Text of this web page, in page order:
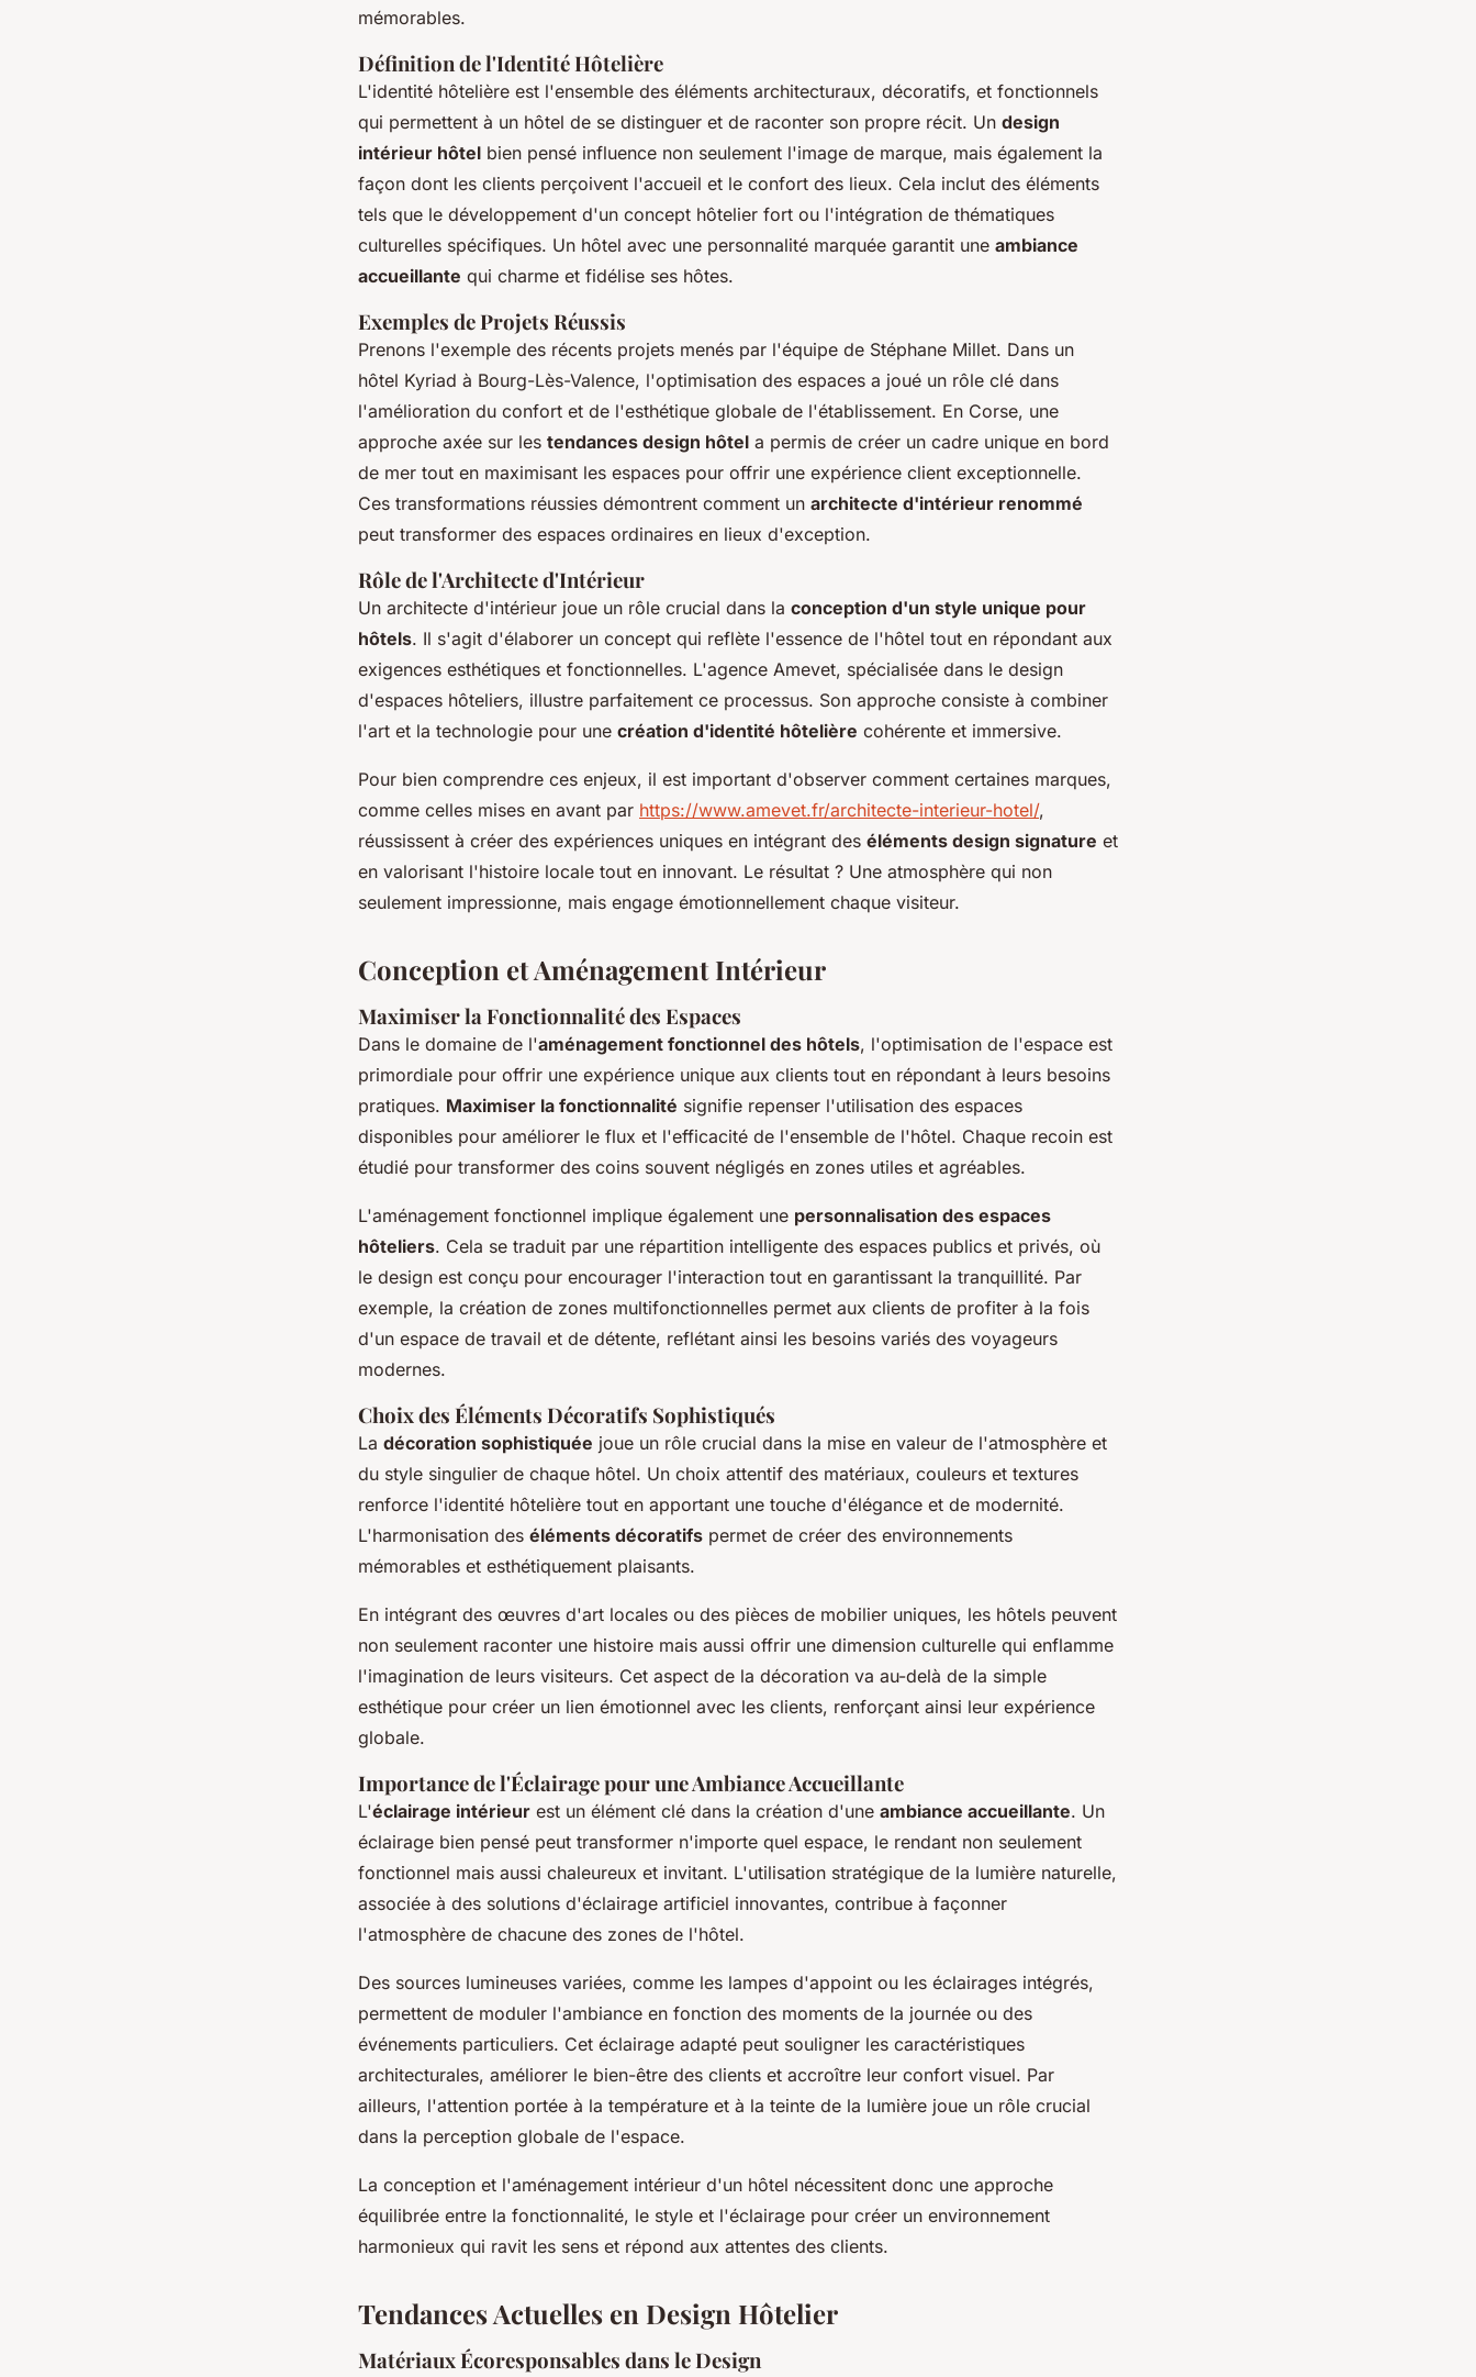
mémorables.
Définition de l'Identité Hôtelière
L'identité hôtelière est l'ensemble des éléments architecturaux, décoratifs, et fonctionnels
qui permettent à un hôtel de se distinguer et de raconter son propre récit. Un design
intérieur hôtel bien pensé influence non seulement l'image de marque, mais également la
façon dont les clients perçoivent l'accueil et le confort des lieux. Cela inclut des éléments
tels que le développement d'un concept hôtelier fort ou l'intégration de thématiques
culturelles spécifiques. Un hôtel avec une personnalité marquée garantit une ambiance
accueillante qui charme et fidélise ses hôtes.
Exemples de Projets Réussis
Prenons l'exemple des récents projets menés par l'équipe de Stéphane Millet. Dans un
hôtel Kyriad à Bourg-Lès-Valence, l'optimisation des espaces a joué un rôle clé dans
l'amélioration du confort et de l'esthétique globale de l'établissement. En Corse, une
approche axée sur les tendances design hôtel a permis de créer un cadre unique en bord
de mer tout en maximisant les espaces pour offrir une expérience client exceptionnelle.
Ces transformations réussies démontrent comment un architecte d'intérieur renommé
peut transformer des espaces ordinaires en lieux d'exception.
Rôle de l'Architecte d'Intérieur
Un architecte d'intérieur joue un rôle crucial dans la conception d'un style unique pour
hôtels. Il s'agit d'élaborer un concept qui reflète l'essence de l'hôtel tout en répondant aux
exigences esthétiques et fonctionnelles. L'agence Amevet, spécialisée dans le design
d'espaces hôteliers, illustre parfaitement ce processus. Son approche consiste à combiner
l'art et la technologie pour une création d'identité hôtelière cohérente et immersive.
Pour bien comprendre ces enjeux, il est important d'observer comment certaines marques,
comme celles mises en avant par https://www.amevet.fr/architecte-interieur-hotel/,
réussissent à créer des expériences uniques en intégrant des éléments design signature et
en valorisant l'histoire locale tout en innovant. Le résultat ? Une atmosphère qui non
seulement impressionne, mais engage émotionnellement chaque visiteur.
Conception et Aménagement Intérieur
Maximiser la Fonctionnalité des Espaces
Dans le domaine de l'aménagement fonctionnel des hôtels, l'optimisation de l'espace est
primordiale pour offrir une expérience unique aux clients tout en répondant à leurs besoins
pratiques. Maximiser la fonctionnalité signifie repenser l'utilisation des espaces
disponibles pour améliorer le flux et l'efficacité de l'ensemble de l'hôtel. Chaque recoin est
étudié pour transformer des coins souvent négligés en zones utiles et agréables.
L'aménagement fonctionnel implique également une personnalisation des espaces
hôteliers. Cela se traduit par une répartition intelligente des espaces publics et privés, où
le design est conçu pour encourager l'interaction tout en garantissant la tranquillité. Par
exemple, la création de zones multifonctionnelles permet aux clients de profiter à la fois
d'un espace de travail et de détente, reflétant ainsi les besoins variés des voyageurs
modernes.
Choix des Éléments Décoratifs Sophistiqués
La décoration sophistiquée joue un rôle crucial dans la mise en valeur de l'atmosphère et
du style singulier de chaque hôtel. Un choix attentif des matériaux, couleurs et textures
renforce l'identité hôtelière tout en apportant une touche d'élégance et de modernité.
L'harmonisation des éléments décoratifs permet de créer des environnements
mémorables et esthétiquement plaisants.
En intégrant des œuvres d'art locales ou des pièces de mobilier uniques, les hôtels peuvent
non seulement raconter une histoire mais aussi offrir une dimension culturelle qui enflamme
l'imagination de leurs visiteurs. Cet aspect de la décoration va au-delà de la simple
esthétique pour créer un lien émotionnel avec les clients, renforçant ainsi leur expérience
globale.
Importance de l'Éclairage pour une Ambiance Accueillante
L'éclairage intérieur est un élément clé dans la création d'une ambiance accueillante. Un
éclairage bien pensé peut transformer n'importe quel espace, le rendant non seulement
fonctionnel mais aussi chaleureux et invitant. L'utilisation stratégique de la lumière naturelle,
associée à des solutions d'éclairage artificiel innovantes, contribue à façonner
l'atmosphère de chacune des zones de l'hôtel.
Des sources lumineuses variées, comme les lampes d'appoint ou les éclairages intégrés,
permettent de moduler l'ambiance en fonction des moments de la journée ou des
événements particuliers. Cet éclairage adapté peut souligner les caractéristiques
architecturales, améliorer le bien-être des clients et accroître leur confort visuel. Par
ailleurs, l'attention portée à la température et à la teinte de la lumière joue un rôle crucial
dans la perception globale de l'espace.
La conception et l'aménagement intérieur d'un hôtel nécessitent donc une approche
équilibrée entre la fonctionnalité, le style et l'éclairage pour créer un environnement
harmonieux qui ravit les sens et répond aux attentes des clients.
Tendances Actuelles en Design Hôtelier
Matériaux Écoresponsables dans le Design